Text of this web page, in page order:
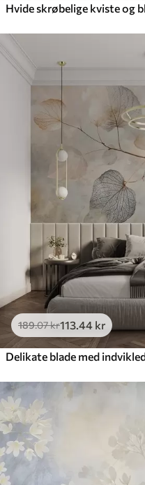
Hvide skrøbelige kviste og
189.07kr113 .44 kr